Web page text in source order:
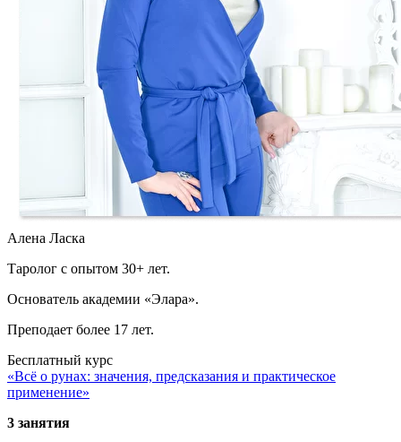
Алена Ласка
Таролог с опытом 30+ лет.
Основатель академии «Элара».
Преподает более 17 лет.
Бесплатный курс
«Всё о рунах: значения, предсказания и практическое
применение»
3 занятия